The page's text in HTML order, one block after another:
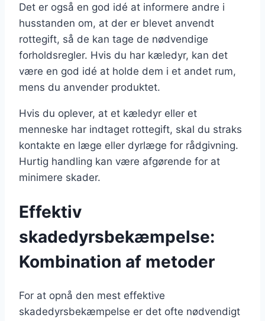
Det er også en god idé at informere andre i
husstanden om, at der er blevet anvendt
rottegift, så de kan tage de nødvendige
forholdsregler. Hvis du har kæledyr, kan det
være en god idé at holde dem i et andet rum,
mens du anvender produktet.
Hvis du oplever, at et kæledyr eller et
menneske har indtaget rottegift, skal du straks
kontakte en læge eller dyrlæge for rådgivning.
Hurtig handling kan være afgørende for at
minimere skader.
Effektiv
skadedyrsbekæmpelse:
Kombination af metoder
For at opnå den mest effektive
skadedyrsbekæmpelse er det ofte nødvendigt